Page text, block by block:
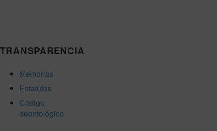
TRANSPARENCIA
Memorias
Estatutos
Código
deontológico